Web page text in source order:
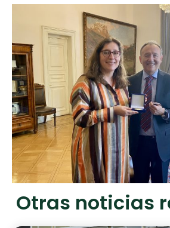
Otras noticias